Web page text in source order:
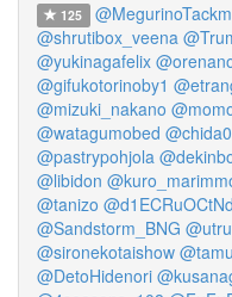
125
@shrutibox_veena
@yukinagafelix
@gifukotorinoby1
@mizuki_nakano
@watagumobed
@pastrypohjola
@libidon
@tanizo
@Sandstorm_BNG
@sironekotaishow
@DetoHidenori